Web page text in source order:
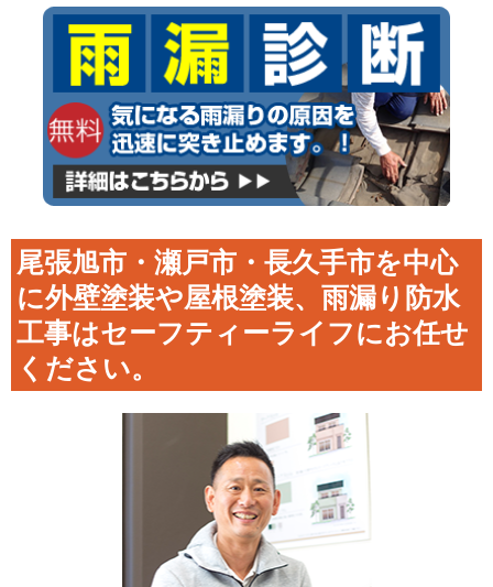
尾張旭市・瀬戸市・長久手市を中心
に外壁塗装や屋根塗装、雨漏り防水
工事はセーフティーライフにお任せ
ください。